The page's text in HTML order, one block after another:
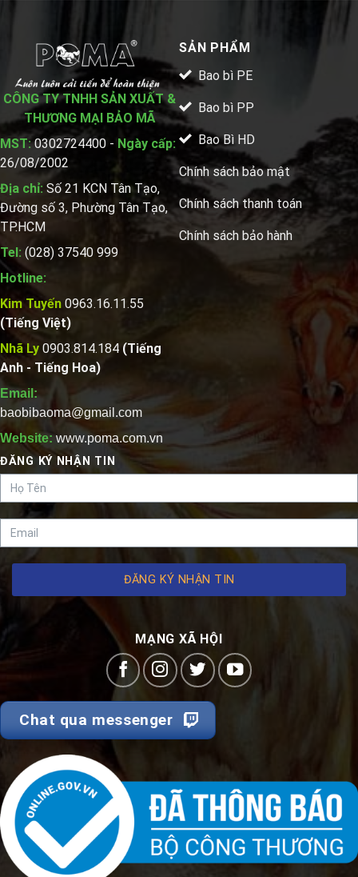
CÔNG TY TNHH SẢN XUẤT &
THƯƠNG MẠI BẢO MÃ
MST:0302724400 - Ngày cấp:
26/08/2002
Địa chỉ: Số 21 KCN Tân Tạo,
Đường số 3, Phường Tân Tạo,
TP.HCM
Tel: (028) 37540 999
Hotline:
Kim Tuyến 0963.16.11.55
(Tiếng Việt)
Nhã Ly 0903.814.184 (Tiếng
Anh - Tiếng Hoa)
Email:
baobibaoma@gmail.com
Website:www.poma.com.vn
SẢN PHẨM
Bao bì PE
Bao bì PP
Bao Bì HD
Chính sách bảo mật
Chính sách thanh toán
Chính sách bảo hành
ĐĂNG KÝ NHẬN TIN
ĐĂNG KÝ NHẬN TIN
MẠNG XÃ HỘI
Chat qua messenger